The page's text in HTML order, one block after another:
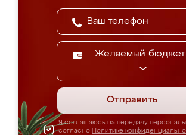
Желаемый бюджет
Отправить
Я соглашаюсь на передачу
согласно Политике